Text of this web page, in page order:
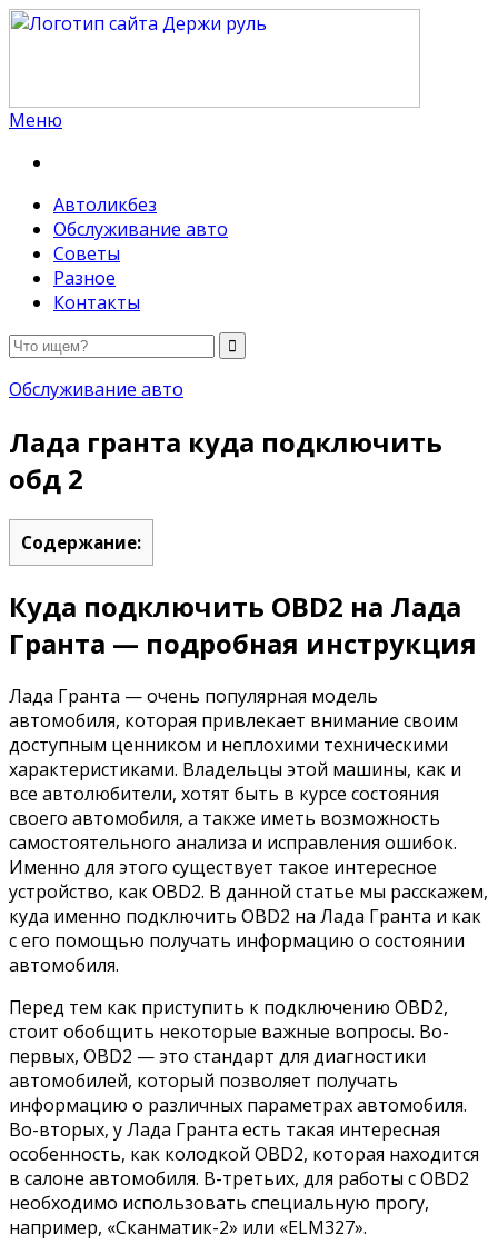
Меню
Автоликбез
Обслуживание авто
Советы
Разное
Контакты
Обслуживание авто
Лада гранта куда подключить
обд 2
Содержание:
Куда подключить OBD2 на Лада
Гранта — подробная инструкция
Лада Гранта — очень популярная модель
автомобиля, которая привлекает внимание своим
доступным ценником и неплохими техническими
характеристиками. Владельцы этой машины, как и
все автолюбители, хотят быть в курсе состояния
своего автомобиля, а также иметь возможность
самостоятельного анализа и исправления ошибок.
Именно для этого существует такое интересное
устройство, как OBD2. В данной статье мы расскажем,
куда именно подключить OBD2 на Лада Гранта и как
с его помощью получать информацию о состоянии
автомобиля.
Перед тем как приступить к подключению OBD2,
стоит обобщить некоторые важные вопросы. Во-
первых, OBD2 — это стандарт для диагностики
автомобилей, который позволяет получать
информацию о различных параметрах автомобиля.
Во-вторых, у Лада Гранта есть такая интересная
особенность, как колодкой OBD2, которая находится
в салоне автомобиля. В-третьих, для работы с OBD2
необходимо использовать специальную прогу,
например, «Сканматик-2» или «ELM327».